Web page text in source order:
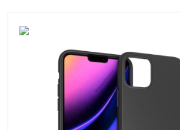
KUNDESERVICE